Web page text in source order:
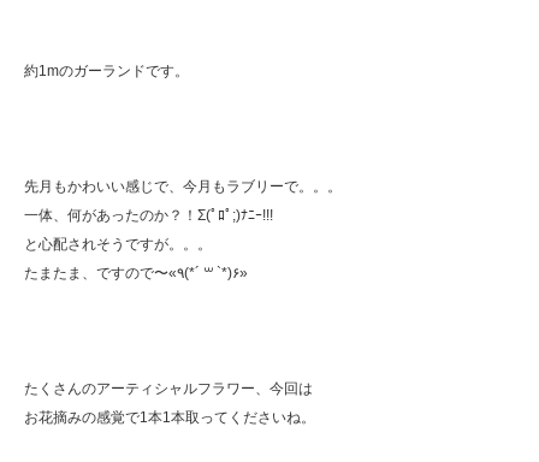
約1mのガーランドです。
先月もかわいい感じで、今月もラブリーで。。。
一体、何があったのか？！Σ(ﾟﾛﾟ;)ﾅﾆｰ!!!
と心配されそうですが。。。
たまたま、ですので〜«٩(*´ ꒳ `*)۶»
たくさんのアーティシャルフラワー、今回は
お花摘みの感覚で1本1本取ってくださいね。